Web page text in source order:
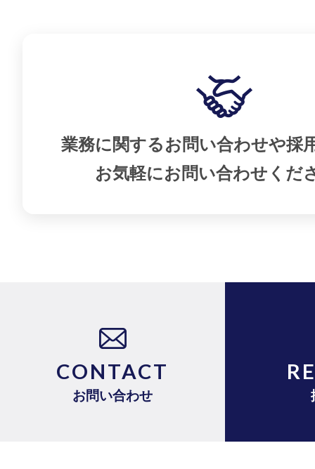
業務に関するお問い合わせや採
お気軽にお問い合わせくだ
CONTACT
お問い合わせ